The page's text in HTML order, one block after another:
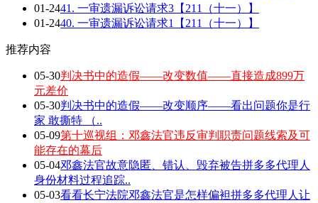
01-2441. 一审遗漏诉讼请求3【211（十一）】
01-2440. 一审遗漏诉讼请求1【211（十一）】
推荐内容
05-30判决书中的造假——改变数值——直接造成899万
元差价
05-30判决书中的造假——改变顺序——看出问题你是行
家 敢撕特 （..
05-09第十巡视组：邓鑫法官违反审判职责问题线索及可
能存在的幕后
05-04邓鑫法官故意隐匿、错认、毁弃被告拼多多代理人
身份材料过程追踪..
05-03看看长宁法院邓鑫法官是怎样偏袒拼多多代理人让